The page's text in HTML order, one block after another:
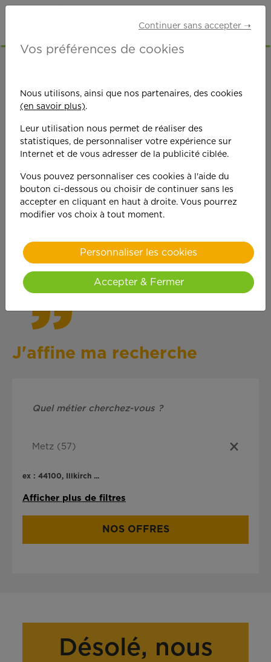
On est toujours plus
performant
quand on y met du
cœur !
J'affine ma recherche
ex : 44100, Illkirch ...
Afficher plus de filtres
NOS OFFRES
Désolé, nous
Continuer sans accepter ➝
Vos préférences de cookies
Nous utilisons, ainsi que nos partenaires, des cookies
(en savoir plus).
Leur utilisation nous permet de réaliser des
statistiques, de personnaliser votre expérience sur
Internet et de vous adresser de la publicité ciblée.
Vous pouvez personnaliser ces cookies à l'aide du
bouton ci-dessous ou choisir de continuer sans les
accepter en cliquant en haut à droite. Vous pourrez
modifier vos choix à tout moment.
Personnaliser les cookies
Accepter & Fermer